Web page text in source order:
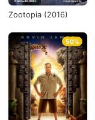
Zootopia (2016)
50%